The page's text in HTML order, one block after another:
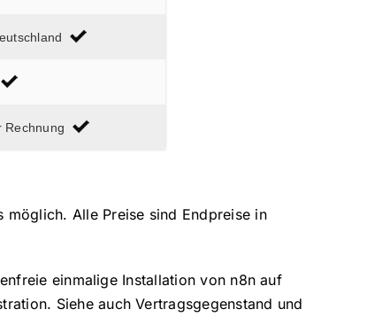
Rechnung
Alle Preise sind Endpreise in
einmalige Installation von n8n auf
Siehe auch Vertragsgegenstand und